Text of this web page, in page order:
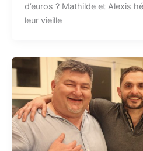
d’euros ? Mathilde et Alexis
leur vieille